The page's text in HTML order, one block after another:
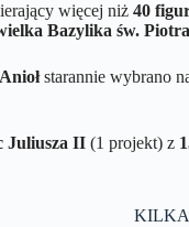
więcej niż 40
Bazylika św. Piotra
starannie wybrano
Juliusza II (1 projekt) z
KILKA